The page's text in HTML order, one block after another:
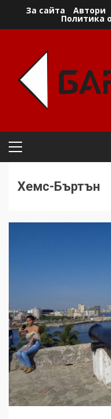
За сайта Автори
Политика
Primary
Хемс-Бъртън